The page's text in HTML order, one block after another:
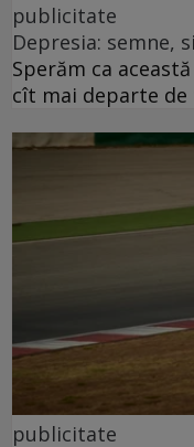
publicitate
Depresia: semne,
Sperăm ca
cît mai departe de
publicitate